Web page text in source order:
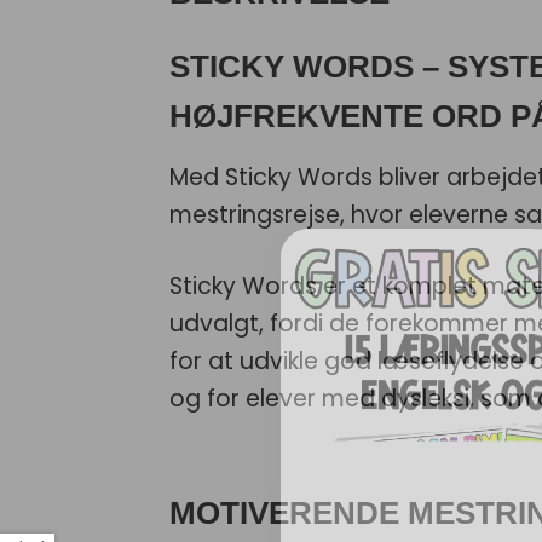
STICKY WORDS –
HØJFREKVENTE ORD
Med Sticky Words bliver
mestringsrejse, hvor eleverne
Sticky Words er et komplet
udvalgt, fordi de forekommer
for at udvikle god læseflydelse
og for elever med dysleksi,
MOTIVERENDE